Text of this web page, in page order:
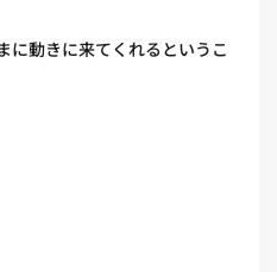
に動きに来てくれるというこ